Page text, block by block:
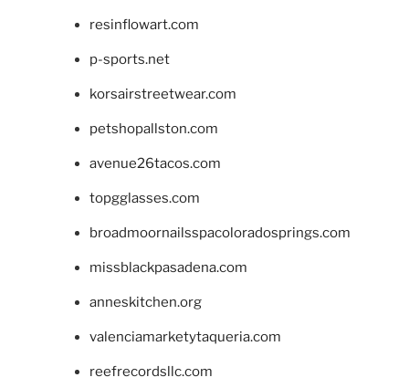
resinflowart.com
p-sports.net
korsairstreetwear.com
petshopallston.com
avenue26tacos.com
topgglasses.com
broadmoornailsspacoloradosprings.com
missblackpasadena.com
anneskitchen.org
valenciamarketytaqueria.com
reefrecordsllc.com